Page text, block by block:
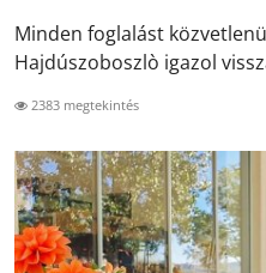
Minden foglalást
Hajdúszoboszlò igazol
2383 megtekintés